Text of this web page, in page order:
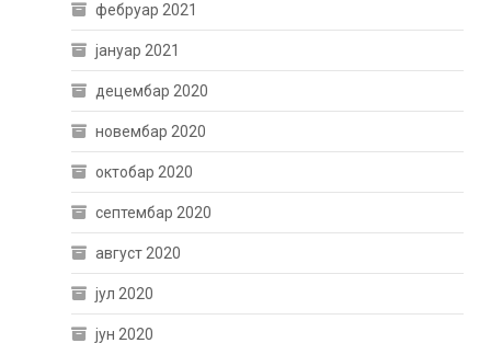
фебруар 2021
јануар 2021
децембар 2020
новембар 2020
октобар 2020
септембар 2020
август 2020
јул 2020
јун 2020